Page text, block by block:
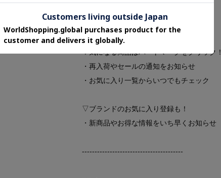
★お気に入り登録がおすすめ★
▽気になる商品はハートマークをクリック！
・再入荷やセールの通知をお知らせ
・お気に入り一覧からいつでもチェック
▽ブランドのお気に入り登録も！
・新商品やお得な情報をいち早くお知らせ
----------------------------------------